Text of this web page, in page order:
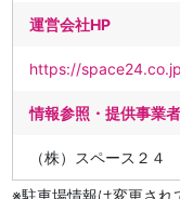
運営会社HP
https://
情報参照・提供事業者
（株）スペース２４
※駐車場情報は変更され